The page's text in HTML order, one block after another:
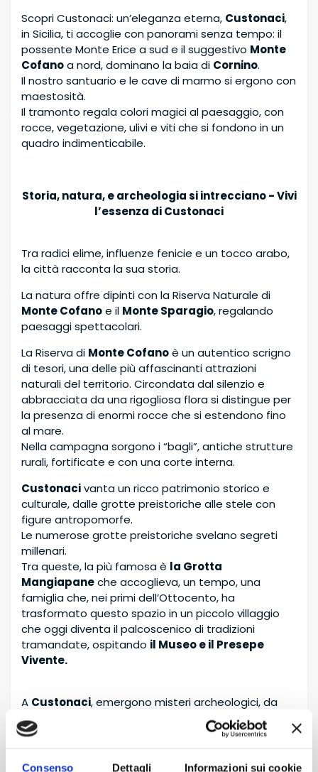
Consenso Dettagli Informazioni sui cookie
Scopri Custonaci: un’eleganza eterna, Custonaci,
in Sicilia, ti accoglie con panorami senza tempo: il
possente Monte Erice a sud e il suggestivo Monte
Cofanoa nord, dominano la baia di Cornino.
Il nostro santuario e le cave di marmo si ergono con
maestosità.
Il tramonto regala colori magici al paesaggio, con
rocce, vegetazione, ulivi e viti che si fondono in un
quadro indimenticabile.
Storia, natura, e archeologia si intrecciano - Vivi
l’essenza di Custonaci
Tra radici elime, influenze fenicie e un tocco arabo,
la città racconta la sua storia.
La natura offre dipinti con la Riserva Naturale di
Monte Cofanoe il Monte Sparagio, regalando
paesaggi spettacolari.
La Riserva di Monte Cofanoè un autentico scrigno
di tesori, una delle più affascinanti attrazioni
naturali del territorio. Circondata dal silenzio e
abbracciata da una rigogliosa flora si distingue per
la presenza di enormi rocce che si estendono fino
al mare.
Nella campagna sorgono i “bagli”, antiche strutture
rurali, fortificate e con una corte interna.
Custonacivanta un ricco patrimonio storico e
culturale, dalle grotte preistoriche alle stele con
figure antropomorfe.
Le numerose grotte preistoriche svelano segreti
millenari.
Tra queste, la più famosa è la Grotta
Mangiapaneche accoglieva, un tempo, una
famiglia che, nei primi dell’Ottocento, ha
trasformato questo spazio in un piccolo villaggio
che oggi diventa il palcoscenico di tradizioni
tramandate, ospitando il Museo e il Presepe
Vivente.
A Custonaci, emergono misteri archeologici, da
ammirare il più antico granaio islamico, un sito
archeologico di grande valore.